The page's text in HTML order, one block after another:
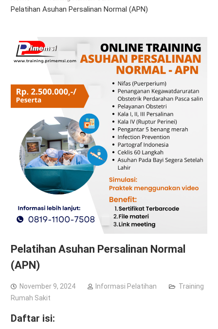
Pelatihan Asuhan Persalinan Normal (APN)
Pelatihan Asuhan Persalinan Normal
(APN)
November 9, 2024 Informasi Pelatihan
Training
Rumah Sakit
Daftar isi: